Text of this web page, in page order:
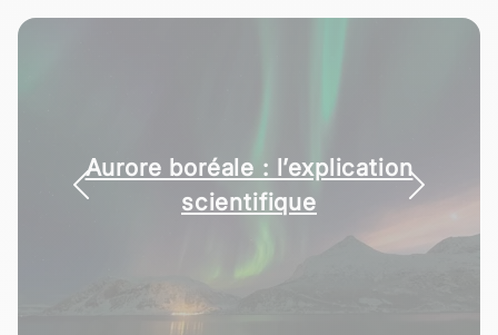
Aurore boréale : l’explication
scientifique
Isotopes : ces éléments qui
remontent le temps